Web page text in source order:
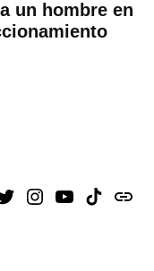
un hombre en
Instagram
YoutubeTikTokissuu